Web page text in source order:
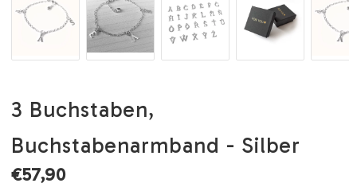
3 Buchstaben,
Buchstabenarmband - Silber
€57,90